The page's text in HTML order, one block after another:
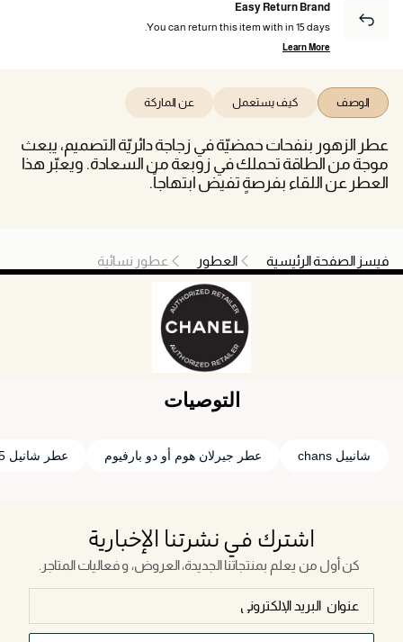
Easy Return Brand
You can return this item with in 15 days.
Learn More
الوصف كيف يستعمل عن الماركة
عطر الزهور بنفحات حمضيّة في زجاجة دائريّة التصميم، يبعث
موجة من الطاقة تحملك في زوبعة من السعادة. ويعبّر هذا
العطر عن اللقاء بفرصةٍ تفيض ابتهاجاً.
فيسز الصفحة الرئيسية العطور عطور نسائية
التوصيات
شانييل chans عطر جيرلان هوم أو دو بارفيوم عطر شانيل 5
اشترك في نشرتنا الإخبارية
كن أول من يعلم بمنتجاتنا الجديدة، العروض، و فعاليات المتاجر.